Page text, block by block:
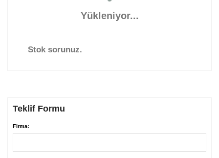
Yükleniyor...
Stok sorunuz.
Teklif Formu
Firma: